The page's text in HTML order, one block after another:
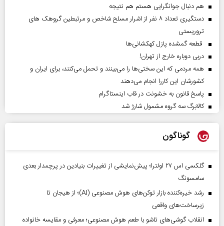
هم دنبال جوانگرایی هستم هم نتیجه
دستگیری تعداد ۸ نفر از اشرار مسلح شاخص و مرتبطین گروهک های
تروریستی
قطعه گمشده پازل کهکشانی‌ها
دربی دوباره خارج از تهران!
همه مردمی که این سختی‌ها را می‌بینند و تحمل می‌کنند، برای ایران و
کشورشان این کاررا انجام می‌دهند
پاسخ قانون به خشونت در قاب اینستاگرام
کالابرگ سه گروه مشمول شارژ شد
گوناگون
گلکسی اس ۲۷ اولترا؛ پیش‌نمایشی از تغییرات بنیادین در پرچمدار بعدی
سامسونگ
رشد خیره‌کننده بازار توکن‌های هوش مصنوعی (AI)؛ از هیجان تا
زیرساخت‌های واقعی
انقلاب گوشی‌های تاشو‌ با طعم هوش مصنوعی؛ معرفی و مقایسه خانواده